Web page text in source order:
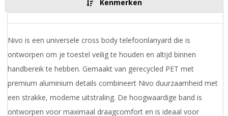
Kenmerken
Nivo is een universele cross body telefoonlanyard die is
ontworpen om je toestel veilig te houden en altijd binnen
handbereik te hebben. Gemaakt van gerecycled PET met
premium aluminium details combineert Nivo duurzaamheid met
een strakke, moderne uitstraling. De hoogwaardige band is
ontworpen voor maximaal draagcomfort en is ideaal voor